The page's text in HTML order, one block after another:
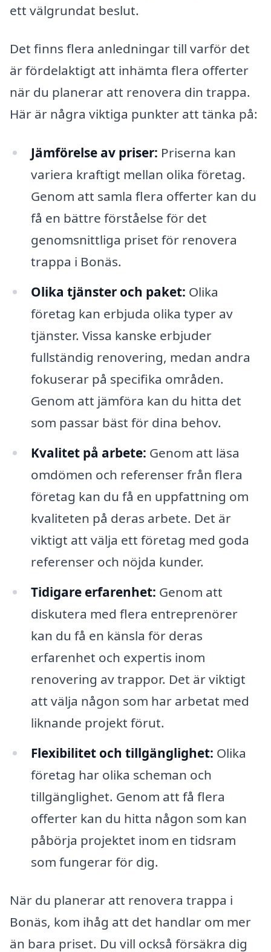
ett välgrundat beslut.
Det finns flera anledningar till varför det
är fördelaktigt att inhämta flera offerter
när du planerar att renovera din trappa.
Här är några viktiga punkter att tänka på:
Jämförelse av priser: Priserna kan
variera kraftigt mellan olika företag.
Genom att samla flera offerter kan du
få en bättre förståelse för det
genomsnittliga priset för renovera
trappa i Bonäs.
Olika tjänster och paket: Olika
företag kan erbjuda olika typer av
tjänster. Vissa kanske erbjuder
fullständig renovering, medan andra
fokuserar på specifika områden.
Genom att jämföra kan du hitta det
som passar bäst för dina behov.
Kvalitet på arbete: Genom att läsa
omdömen och referenser från flera
företag kan du få en uppfattning om
kvaliteten på deras arbete. Det är
viktigt att välja ett företag med goda
referenser och nöjda kunder.
Tidigare erfarenhet: Genom att
diskutera med flera entreprenörer
kan du få en känsla för deras
erfarenhet och expertis inom
renovering av trappor. Det är viktigt
att välja någon som har arbetat med
liknande projekt förut.
Flexibilitet och tillgänglighet: Olika
företag har olika scheman och
tillgänglighet. Genom att få flera
offerter kan du hitta någon som kan
påbörja projektet inom en tidsram
som fungerar för dig.
När du planerar att renovera trappa i
Bonäs, kom ihåg att det handlar om mer
än bara priset. Du vill också försäkra dig